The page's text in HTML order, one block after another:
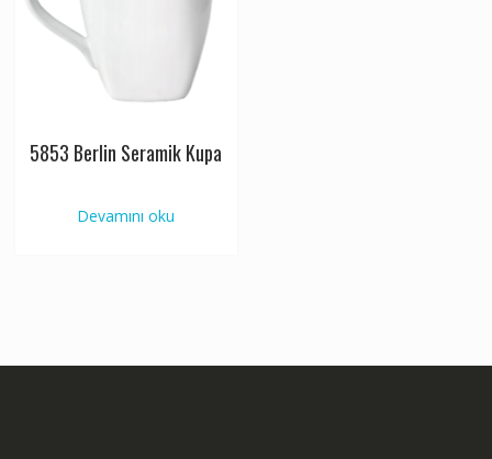
5853 Berlin Seramik Kupa
Devamını oku